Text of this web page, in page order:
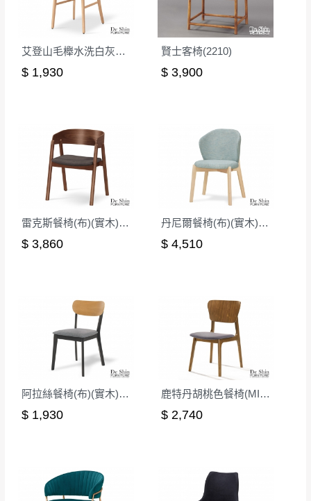
保護物流人員的工作安全，賣家無提供吊掛服務，若
需以吊車或其他的吊掛方式吊運，費用將由買方自行
支付。
商品，無法指定特定時間送達，司機當天到貨前皆會
如遇自然災害、政府宣布之災害警報等不可抗力情
事，而危及運送人員輸送之安全，本司得視狀況延後
或停止運送服務。
百貨公司配送暫無法配合開店前、閉店後時段，並送
至百貨公司卸貨區為限，恕無法送至指定樓面。
遇百貨周年慶期間，恕暫停百貨公司相關運送 》
無回收家具服務，若需回收家俱可聯絡當地請清潔隊
收送貨，敬請見諒！
本公司部份商品無維修服務，超過7日鑑賞
期，商品使用年限，因客人使用習慣、居家
環境不同。若屬人為因素導致商品損壞、零
會進行維修)。
到貨7日內為鑑賞期(注意:鑑賞期非試用期)，
若非商品品質瑕疵問題於鑑賞期內退貨之情
形，我們需酌收退貨運費。
如欲放置營業場所及公開場合之商品則無享
有商品一年保固之服務。
▪️訂單成立 時請儘速於三日內完成付款，
日內若未接獲您的匯款或轉帳通知，商品將不
予保留(訂單自動取消)。
無回收家具服務，若需回收家具可聯絡當地請清
潔隊回收,免付費清運專線：0800-085-717。
艾登山毛櫸水洗白灰布餐椅(2286)
$ 1,930
賢士客椅(2210)
$ 3,900
雷克斯餐椅(布)(實木)(MI-744-1)
$ 3,860
丹尼爾餐椅(布)(實木)(洗白色)(MI-728)
$ 4,510
阿拉絲餐椅(布)(實木)(MI-784)
$ 1,930
鹿特丹胡桃色餐椅(MI-1093)
$ 2,740